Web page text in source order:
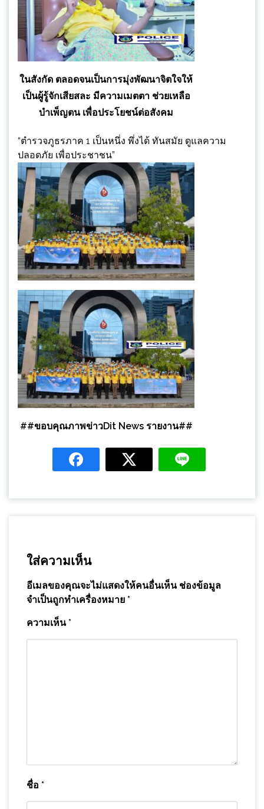
ในสังกัด ตลอดจนเป็นการมุ่งพัฒนาจิตใจให้
เป็นผู้รู้จักเสียสละ มีความเมตตา ช่วยเหลือ
บำเพ็ญตน เพื่อประโยชน์ต่อสังคม
“ตำรวจภูธรภาค 1 เป็นหนึ่ง พึ่งได้ ทันสมัย ดูแลความ
ปลอดภัย เพื่อประชาชน”
##ขอบคุณภาพข่าวDit News รายงาน##
ใส่ความเห็น
อีเมลของคุณจะไม่แสดงให้คนอื่นเห็น ช่องข้อมูล
จำเป็นถูกทำเครื่องหมาย *
ความเห็น*
ชื่อ *